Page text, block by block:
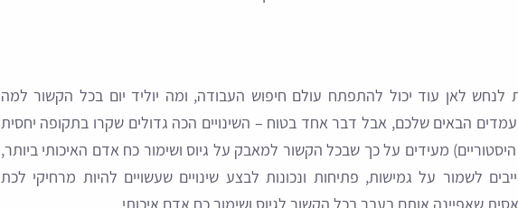
לאן עוד יכול להתפתח עולם חיפוש העבודה, ומה יוליד יום בכל הקשור למה
הבאים שלכם, אבל דבר אחד בטוח – השינויים הכה גדולים שקרו בתקופה יחסית
מעידים על כך שבכל הקשור למאבק על גיוס ושימור כח אדם האיכותי ביותר,
לשמור על גמישות, פתיחות ונכונות לבצע שינויים שעשויים להיות מרחיקי לכת